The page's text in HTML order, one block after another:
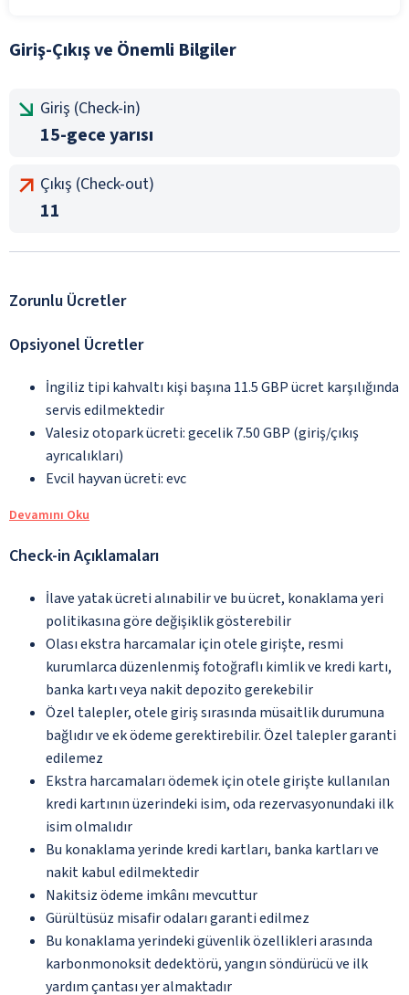
Giriş-Çıkış ve Önemli Bilgiler
Giriş (Check-in)
15-gece yarısı
Çıkış (Check-out)
11
Zorunlu Ücretler
Opsiyonel Ücretler
İngiliz tipi kahvaltı kişi başına 11.5 GBP ücret karşılığında
servis edilmektedir
Valesiz otopark ücreti: gecelik 7.50 GBP (giriş/çıkış
ayrıcalıkları)
Evcil hayvan ücreti: evc
Devamını Oku
Check-in Açıklamaları
İlave yatak ücreti alınabilir ve bu ücret, konaklama yeri
politikasına göre değişiklik gösterebilir
Olası ekstra harcamalar için otele girişte, resmi
kurumlarca düzenlenmiş fotoğraflı kimlik ve kredi kartı,
banka kartı veya nakit depozito gerekebilir
Özel talepler, otele giriş sırasında müsaitlik durumuna
bağlıdır ve ek ödeme gerektirebilir. Özel talepler garanti
edilemez
Ekstra harcamaları ödemek için otele girişte kullanılan
kredi kartının üzerindeki isim, oda rezervasyonundaki ilk
isim olmalıdır
Bu konaklama yerinde kredi kartları, banka kartları ve
nakit kabul edilmektedir
Nakitsiz ödeme imkânı mevcuttur
Gürültüsüz misafir odaları garanti edilmez
Bu konaklama yerindeki güvenlik özellikleri arasında
karbonmonoksit dedektörü, yangın söndürücü ve ilk
yardım çantası yer almaktadır